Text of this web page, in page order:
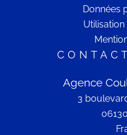
Données
Agence
3
06130